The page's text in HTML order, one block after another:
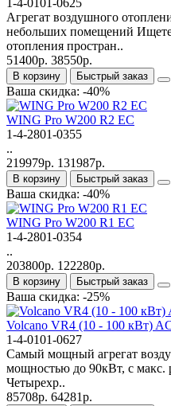
1-4-0101-0625
Агрегат воздушного
небольших помещений
отопления простран..
51400р. 38550р.
В корзину Быстрый заказ
Ваша скидка: -40%
WING Pro W200 R2 EC
1-4-2801-0355
..
219979р. 131987р.
В корзину Быстрый заказ
Ваша скидка: -40%
WING Pro W200 R1 EC
1-4-2801-0354
..
203800р. 122280р.
В корзину Быстрый заказ
Ваша скидка: -25%
Volcano VR4 (10 - 100 кВт)
1-4-0101-0627
Самый мощный агрегат
мощностью до 90кВт, с макс.
Четырехр..
85708р. 64281р.